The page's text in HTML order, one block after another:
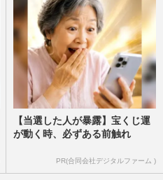
【当選した人が暴露】宝くじ運
が動く時、必ずある前触れ
PR(合同会社デジタルファーム )